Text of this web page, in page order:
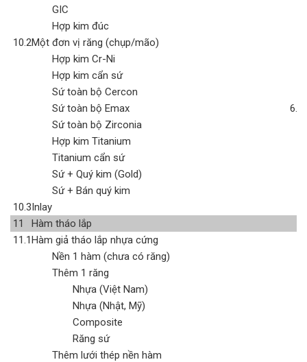
GIC
Hợp kim đúc
10.2Một đơn vị răng (chụp/mão)
Hợp kim Cr-Ni
Hợp kim cẩn sứ
Sứ toàn bộ Cercon
Sứ toàn bộ Emax
Sứ toàn bộ Zirconia
Hợp kim Titanium
Titanium cẩn sứ
Sứ + Quý kim (Gold)
Sứ + Bán quý kim
10.3Inlay
11
Hàm tháo lắp
11.1Hàm giả tháo lắp nhựa cứng
Nền 1 hàm (chưa có răng)
Thêm 1 răng
Nhựa (Việt Nam)
Nhựa (Nhật, Mỹ)
Composite
Răng sứ
Thêm lưới thép nền hàm